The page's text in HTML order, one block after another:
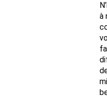
à